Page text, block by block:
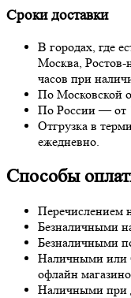
Сроки доставки
В городах, где
Москва,
часов при
По Московской
По России — от
Отгрузка в
ежедневно.
Способы
Перечислением
Безналичными
Безналичными
Наличными или
офлайн
Наличными при